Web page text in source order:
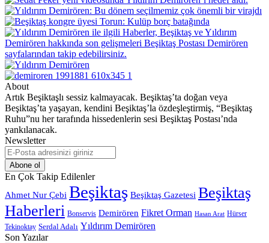
About
Artık Beşiktaşlı sessiz kalmayacak. Beşiktaş’ta doğan veya
Beşiktaş’ta yaşayan, kendini Beşiktaş’la özdeşleştirmiş, “Beşiktaş
Ruhu”nu her tarafında hissedenlerin sesi Beşiktaş Postası’nda
yankılanacak.
Newsletter
E-
Posta
adresinizi
giriniz
En Çok Takip Edilenler
Ahmet Nur Çebi Beşiktaş Beşiktaş Gazetesi Beşiktaş
Haberleri Bonservis Demirören Fikret Orman Hasan Arat Hürser
Tekinoktay Serdal Adalı Yıldırım Demirören
Son Yazılar